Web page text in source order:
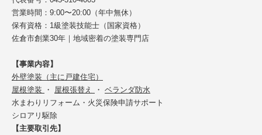
営業時間：9:00〜20:00（年中無休）
保有資格：1級塗装技能士（国家資格）
佐倉市創業30年｜地域密着の塗装専門店
【事業内容】
外壁塗装（主に戸建住宅）
屋根塗装
・ 屋根張替え ・ ベランダ防水
水まわりリフォーム・火災保険申請サポート
シロアリ駆除
【主要取引先】